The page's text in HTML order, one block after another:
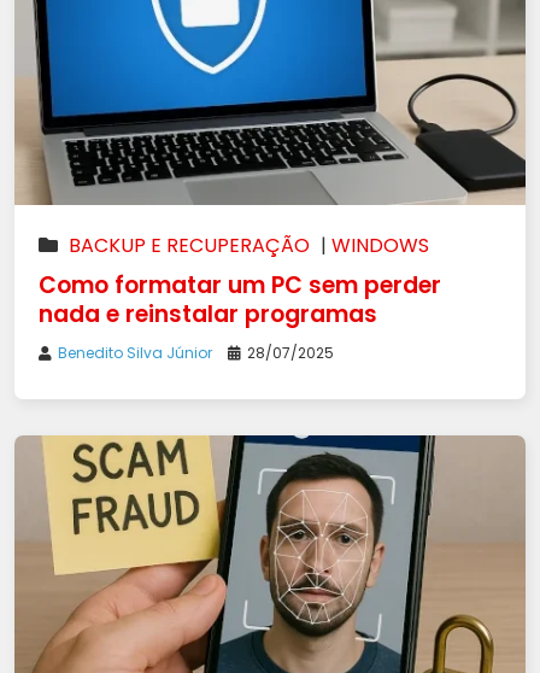
BACKUP E RECUPERAÇÃO | WINDOWS
Como formatar um PC sem perder
nada e reinstalar programas
Benedito Silva Júnior 28/07/2025